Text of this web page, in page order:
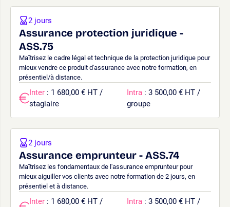
Assurance protection juridique -
ASS.75
Maîtrisez le cadre légal et technique de la protection juridique pour
mieux vendre ce produit d'assurance avec notre formation, en
présentiel/à distance.
2 jours
Inter : 1 680,00 € HT /
stagiaire
Intra : 3 500,00 € HT /
groupe
Assurance emprunteur - ASS.74
Maîtrisez les fondamentaux de l'assurance emprunteur pour
mieux aiguiller vos clients avec notre formation de 2 jours, en
présentiel et à distance.
2 jours
Inter : 1 680,00 € HT /
Intra : 3 500,00 € HT /